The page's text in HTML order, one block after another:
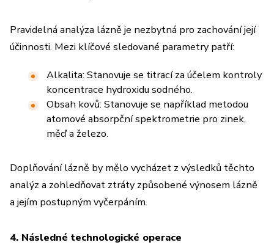
Pravidelná analýza lázně je nezbytná pro zachování její
účinnosti. Mezi klíčové sledované parametry patří:
Alkalita: Stanovuje se titrací za účelem kontroly
koncentrace hydroxidu sodného.
Obsah kovů: Stanovuje se například metodou
atomové absorpční spektrometrie pro zinek,
měď a železo.
Doplňování lázně by mělo vycházet z výsledků těchto
analýz a zohledňovat ztráty způsobené výnosem lázně
a jejím postupným vyčerpáním.
4. Následné technologické operace